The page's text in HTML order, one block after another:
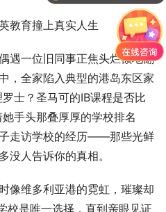
教育撞上真实人生
遇一位旧同事正焦头烂额地翻
，全家陷入典型的港岛东区家
士？圣马可的IB课程是否比
手头那叠厚厚的学校排名
走访学校的经历——那些光鲜
没人告诉你的真相。
像维多利亚港的霓虹，璀璨却
校是唯一选择，直到亲眼见证